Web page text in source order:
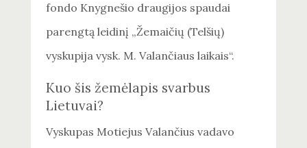
fondo Knygnešio draugijos spaudai
parengtą leidinį „Žemaičių (Telšių)
vyskupija vysk. M. Valančiaus laikais“.
Kuo šis žemėlapis svarbus
Lietuvai?
Vyskupas Motiejus Valančius vadavo